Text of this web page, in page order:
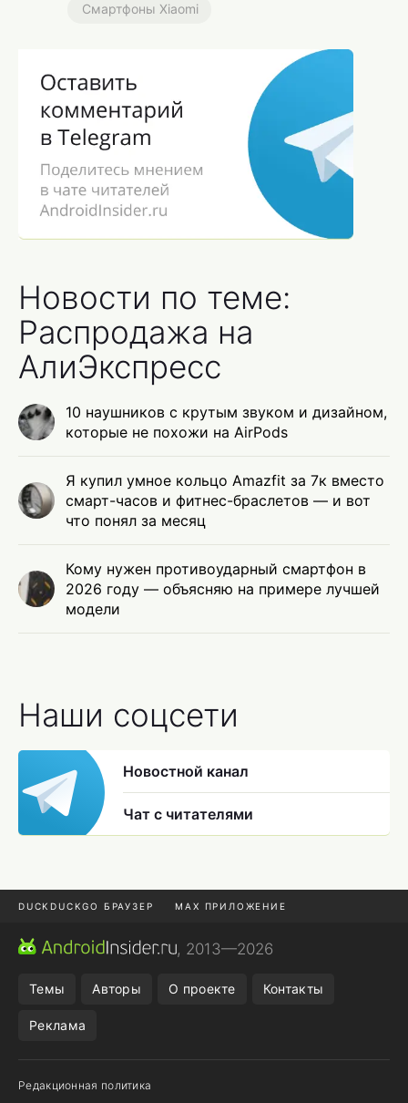
Смартфоны Xiaomi
Новости по теме:
Распродажа на
АлиЭкспресс
10 наушников с крутым звуком и дизайном,
которые не похожи на AirPods
Я купил умное кольцо Amazfit за 7к вместо
смарт-часов и фитнес-браслетов — и вот
что понял за месяц
Кому нужен противоударный смартфон в
2026 году — объясняю на примере лучшей
модели
Наши соцсети
Новостной канал
Чат с читателями
DUCKDUCKGO БРАУЗЕР MAX ПРИЛОЖЕНИЕ
ПРИЛОЖЕНИЯ ANDROID
, 2013—2026
Темы Авторы О проекте Контакты
Реклама
Редакционная политика